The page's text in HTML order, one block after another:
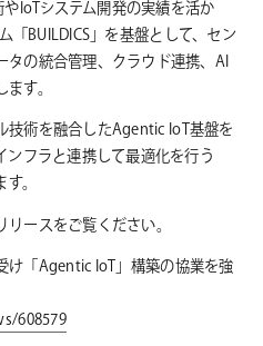
IoTシステム開発の実績を活か
「BUILDICS」を基盤として、セン
の統合管理、クラウド連携、AI
す。
技術を融合したAgentic IoT基盤を
フラと連携して最適化を行う
。
ースをご覧ください。
け「Agentic IoT」構築の協業を強
608579